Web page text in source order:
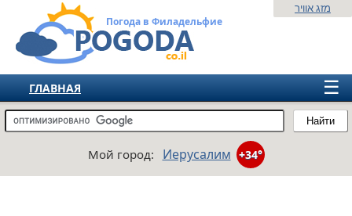
Погода в Филадельфие
Найти
מזג אוויר
☰
ГЛАВНАЯ
ИЗРАИЛЬ
ЕВРОПА
Мой город: Иерусалим +34°